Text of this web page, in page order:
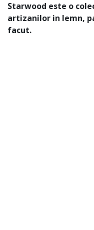
Starwood este o
artizanilor in lemn,
facut.